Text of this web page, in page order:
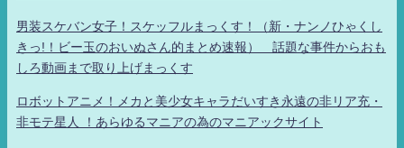
男装スケバン女子！スケッフルまっくす！（新・ナンノひゃくし
きっ!！ビー玉のおいぬさん的まとめ速報） 話題な事件からおも
しろ動画まで取り上げまっくす
ロボットアニメ！メカと美少女キャラだいすき永遠の非リア充・
非モテ星人 ！あらゆるマニアの為のマニアックサイト